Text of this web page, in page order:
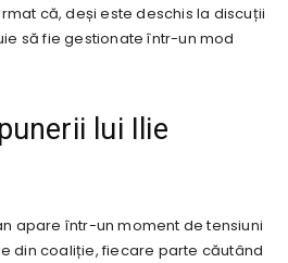
că, deși este deschis la discuții
să fie gestionate într-un mod
lui Ilie
apare într-un moment de tensiuni
din coaliție, fiecare parte căutând